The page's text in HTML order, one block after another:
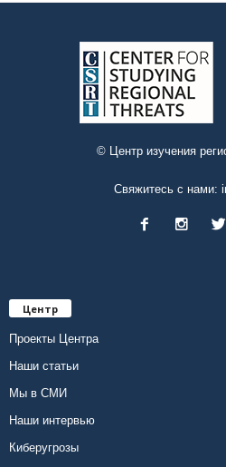
© Центр изучения
Свяжитесь с нами:
Центр
Проекты Центра
Наши статьи
Мы в СМИ
Наши интервью
Киберугрозы